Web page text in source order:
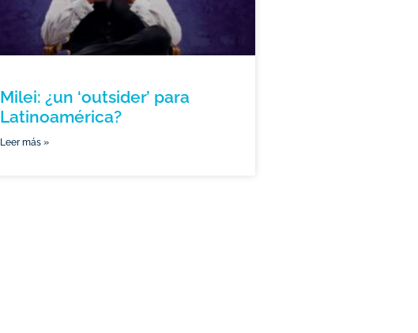
Milei: ¿un ‘outsider’ para
Latinoamérica?
Leer más »